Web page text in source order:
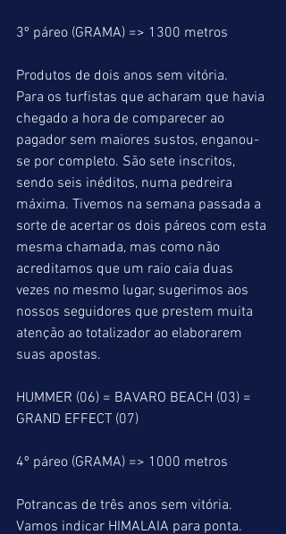
3º páreo (GRAMA) => 1300 metros
Produtos de dois anos sem vitória.
Para os turfistas que acharam que havia
chegado a hora de comparecer ao
pagador sem maiores sustos, enganou-
se por completo. São sete inscritos,
sendo seis inéditos, numa pedreira
máxima. Tivemos na semana passada a
sorte de acertar os dois páreos com esta
mesma chamada, mas como não
acreditamos que um raio caia duas
vezes no mesmo lugar, sugerimos aos
nossos seguidores que prestem muita
atenção ao totalizador ao elaborarem
suas apostas.
HUMMER (06) = BAVARO BEACH (03) =
GRAND EFFECT (07)
4º páreo (GRAMA) => 1000 metros
Potrancas de três anos sem vitória.
Vamos indicar HIMALAIA para ponta.